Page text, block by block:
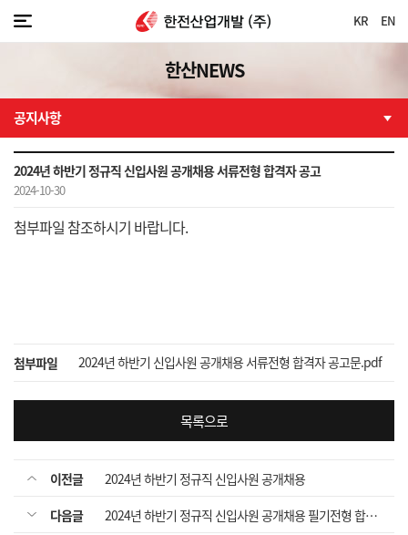
KR EN
한산NEWS
공지사항
2024년 하반기 정규직 신입사원 공개채용 서류전형 합격자 공고
2024-10-30
첨부파일 참조하시기 바랍니다.
첨부파일 2024년 하반기 신입사원 공개채용 서류전형 합격자 공고문.pdf
목록으로
이전글
2024년 하반기 정규직 신입사원 공개채용
다음글
2024년 하반기 정규직 신입사원 공개채용 필기전형 합격자 공고